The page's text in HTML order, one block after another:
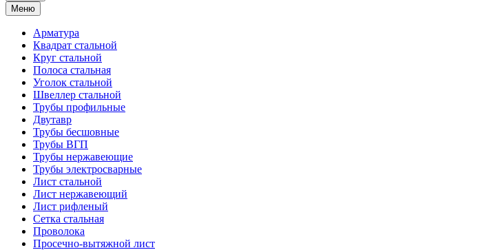
Меню
Арматура
Квадрат стальной
Круг стальной
Полоса стальная
Уголок стальной
Швеллер стальной
Трубы профильные
Двутавр
Трубы бесшовные
Трубы ВГП
Трубы нержавеющие
Трубы электросварные
Лист стальной
Лист нержавеющий
Лист рифленый
Сетка стальная
Проволока
Просечно-вытяжной лист